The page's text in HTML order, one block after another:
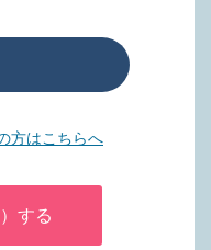
方はこちらへ
する